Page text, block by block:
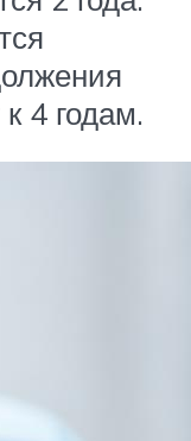
4 годам.